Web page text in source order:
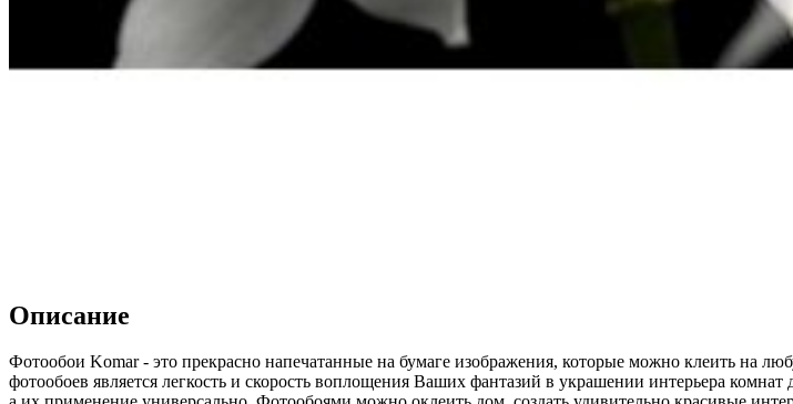
Описание
Фотообои Komar - это прекрасно напечатанные на бумаге изображения, которые можно клеить на
фотообоев является легкость и скорость воплощения Ваших фантазий в украшении интерьера